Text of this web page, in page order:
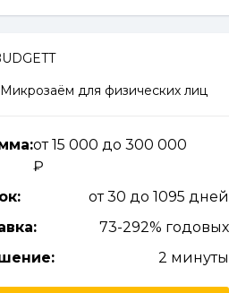
Микрозаём для физических лиц
от 15 000 до 300 000
от 30 до 1095 дней
73-292% годовых
2 минуты